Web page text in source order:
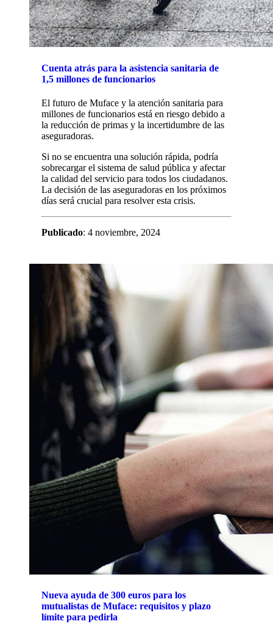
Cuenta atrás para la asistencia sanitaria de
1,5 millones de funcionarios
El futuro de Muface y la atención sanitaria para
millones de funcionarios está en riesgo debido a
la reducción de primas y la incertidumbre de las
aseguradoras.
Si no se encuentra una solución rápida, podría
sobrecargar el sistema de salud pública y afectar
la calidad del servicio para todos los ciudadanos.
La decisión de las aseguradoras en los próximos
días será crucial para resolver esta crisis.
Publicado: 4 noviembre, 2024
Nueva ayuda de 300 euros para los
mutualistas de Muface: requisitos y plazo
límite para pedirla